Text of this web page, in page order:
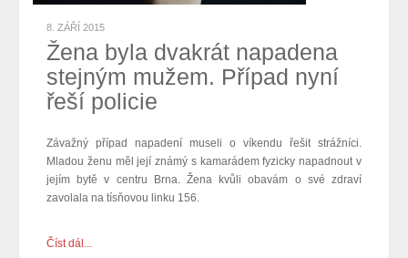
8. ZÁŘÍ 2015
Žena byla dvakrát napadena
stejným mužem. Případ nyní
řeší policie
Závažný případ napadení museli o víkendu řešit strážníci.
Mladou ženu měl její známý s kamarádem fyzicky napadnout v
jejím bytě v centru Brna. Žena kvůli obavám o své zdraví
zavolala na tísňovou linku 156.
Číst dál...